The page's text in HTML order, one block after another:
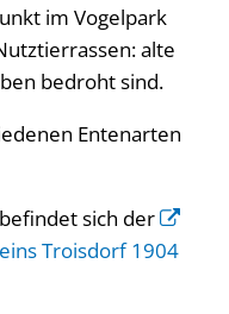
im Vogelpark
alte
bedroht sind.
Entenarten
sich der
Troisdorf 1904